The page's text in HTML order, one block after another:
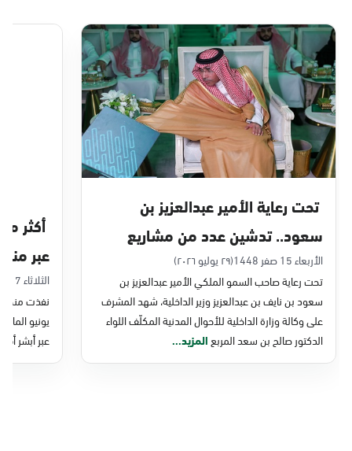
الدمام, الدمام - بنده حي أحد
الأحد - الخميس (08:00-14:30)
التوجه للموقع
الدمام, الدمام - الغرفة التجارية
التوجه للموقع
الدمام, الدمام - بنده - حي الشاطئ
الأحد - الخميس (08:00-14:30)
التوجه للموقع
الدمام, الدمام - بنده ضاحية الملك فهد
تحت رعاية الأمير عبدالعزيز بن
سعود.. تدشين عدد من مشاريع
التحول الرقمي والخدمات الإلكترونية
للأحوال المدنية
الأربعاء 15 صفر 1448
(٢٩ يوليو ٢٠٢٦)
تحت رعاية صاحب السمو الملكي الأمير عبدالعزيز بن
سعود بن نايف بن عبدالعزيز وزير الداخلية، شهد المشرف
على وكالة وزارة الداخلية للأحوال المدنية المكلّف اللواء
الدكتور صالح بن سعد المربع المزيد...
عبر
الثلاثاء 7 صفر 1448
نفذت منصة
عبر أبشر